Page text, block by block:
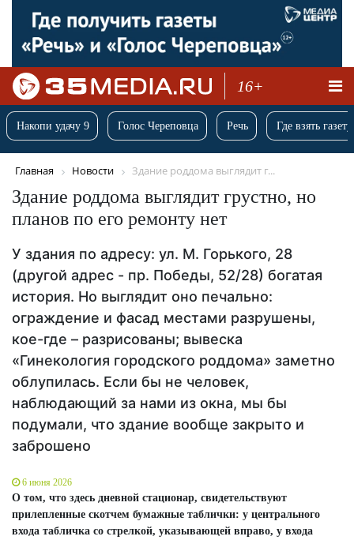
16+
Накопи удачу 9 Голос Череповца Речь Где взять
Главная Новости Здание роддома выглядит г...
Здание роддома выглядит грустно, но
планов по его ремонту нет
У здания по адресу: ул. М. Горького, 28
(другой адрес - пр. Победы, 52/28) богатая
история. Но выглядит оно печально:
ограждение и фасад местами разрушены,
кое-где – разрисованы; вывеска
«Гинекология городского роддома» заметно
облупилась. Если бы не человек,
наблюдающий за нами из окна, мы бы
подумали, что здание вообще закрыто и
заброшено
6 июня 2026
О том, что здесь дневной стационар, свидетельствуют
прилепленные скотчем бумажные таблички: у центрального
входа табличка со стрелкой, указывающей вправо, у входа